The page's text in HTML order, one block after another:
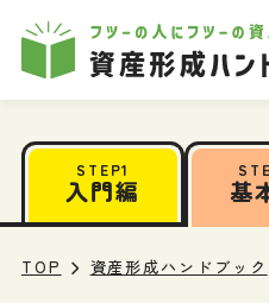
本文へ移動
STEP1
入門編 基
TOP 資産形成ハンドブック